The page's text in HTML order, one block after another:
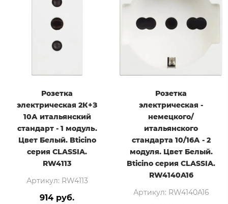
Розетка
электрическая 2К+З
10А итальянский
стандарт - 1 модуль.
Цвет Белый. Bticino
серия CLASSIA.
RW4113
Артикул: RW4113
914 руб.
Розетка
электрическая -
немецкого/
итальянского
стандарта 10/16А - 2
модуля. Цвет Белый.
Bticino серия CLASSIA.
RW4140A16
Артикул: RW4140A16